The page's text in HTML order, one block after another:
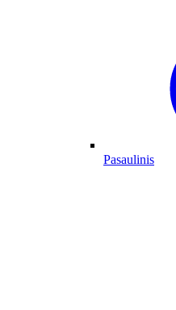
Pasaulinis